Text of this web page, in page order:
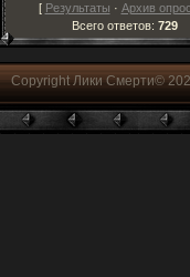
[ Результаты · Архив
Всего ответов: 729
Copyright Лики Смерти©